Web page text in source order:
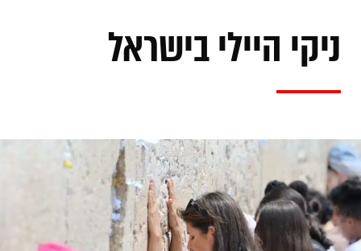
ניקי היילי בישראל